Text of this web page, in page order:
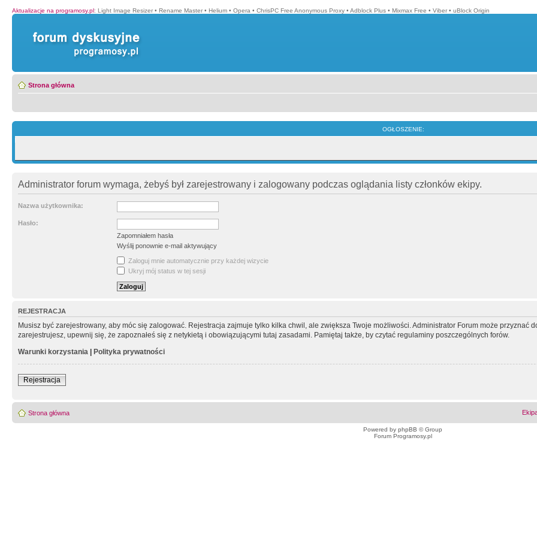
Aktualizacje na programosy.pl: Light Image Resizer • Rename Master • Helium • Opera • ChrisPC Free Anonymous Proxy • Adblock Plus • Mixmax Free • Viber • uBlock Origin
Strona główna
OGŁOSZENIE:
Administrator forum wymaga, żebyś był zarejestrowany i zalogowany podczas oglądania listy członków ekipy.
Nazwa użytkownika:
Hasło:
Zapomniałem hasła
Wyślij ponownie e-mail aktywujący
Zaloguj mnie automatycznie przy każdej wizycie
Ukryj mój status w tej sesji
REJESTRACJA
Musisz być zarejestrowany, aby móc się zalogować. Rejestracja zajmuje tylko kilka chwil, ale zwiększa Twoje możliwości. Administrator Forum może
zarejestrujesz, upewnij się, że zapoznałeś się z netykietą i obowiązującymi tutaj zasadami. Pamiętaj także, by czytać regulaminy poszczególnych forów.
Warunki korzystania | Polityka prywatności
Rejestracja
Strona główna
Powered by phpBB © Group
Forum Programosy.pl